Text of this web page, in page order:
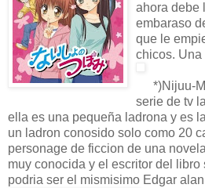
ahora debe
embaraso
que le
chicos. Una
*)Nijuu-
serie de tv
ella es una pequeña ladrona y es
un ladron conosido solo como 20
personage de ficcion de una
muy conocida y el escritor del
podria ser el mismisimo Edgar